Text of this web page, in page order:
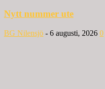
Nytt nummer ute
BG Nilensjö - 6 augusti, 2026 0